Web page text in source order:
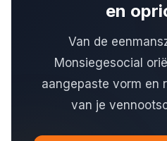
en
Van de
Monsiegesocial
aangepaste vorm en
van je